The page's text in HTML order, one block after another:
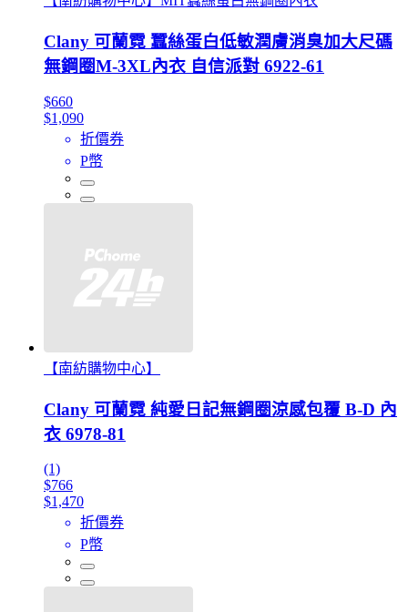
Clany 可蘭霓 蠶絲蛋白低敏潤膚消臭加大尺碼
無鋼圈M-3XL內衣 自信派對 6922-61
$660
$1,090
折價券
P幣
【南紡購物中心】
Clany 可蘭霓 純愛日記無鋼圈涼感包覆 B-D 內
衣 6978-81
(1)
$766
$1,470
折價券
P幣